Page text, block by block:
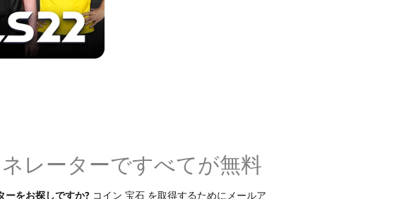
レーターですべてが無料
をお探しですか? コイン 宝石 を取得するためにメールア